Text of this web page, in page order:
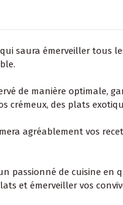
saura émerveiller tous
de manière optimale,
crémeux, des plats
agréablement vos
passionné de cuisine en
et émerveiller vos